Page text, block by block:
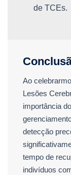
de TCEs.
Ao
Lesões
importância
detecção
tempo de
indivíduos